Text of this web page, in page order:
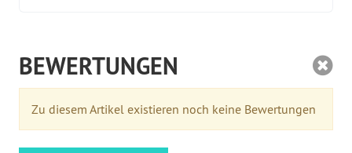
BEWERTUNGEN
Zu diesem Artikel existieren noch keine Bewertungen